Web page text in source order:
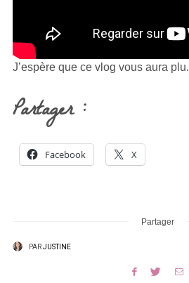
J’espère que ce vlog vous aura plu.
Partager :
Facebook X
Partager
PARJUSTINE